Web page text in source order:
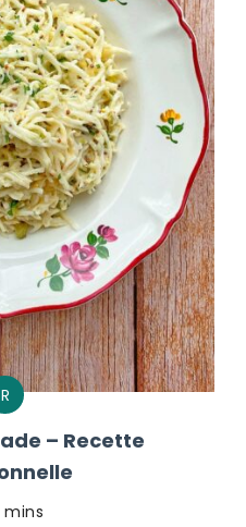
R
– Recette
mins